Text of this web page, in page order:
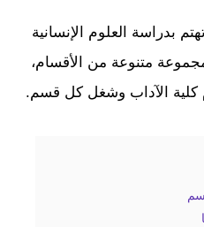
بدراسة العلوم الإنسانية
متنوعة من الأقسام،
الآداب وشغل كل قسم.